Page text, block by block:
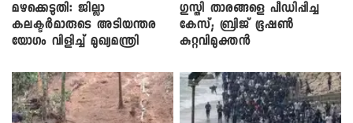
മഴക്കെടുതി: ജില്ലാ
കലക്ടർമാരുടെ അടിയന്തര
യോഗം വിളിച്ച് മുഖ്യമന്ത്രി
​ഗുസ്തി താരങ്ങളെ പീഡിപ്പിച്ച
കേസ്; ബ്രിജ് ഭൂഷൺ
കുറ്റവിമുക്തൻ